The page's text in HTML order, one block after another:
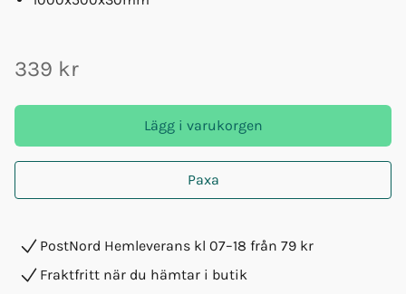
339 kr
Lägg i varukorgen
Paxa
PostNord Hemleverans kl 07–18 från 79 kr
Fraktfritt när du hämtar i butik